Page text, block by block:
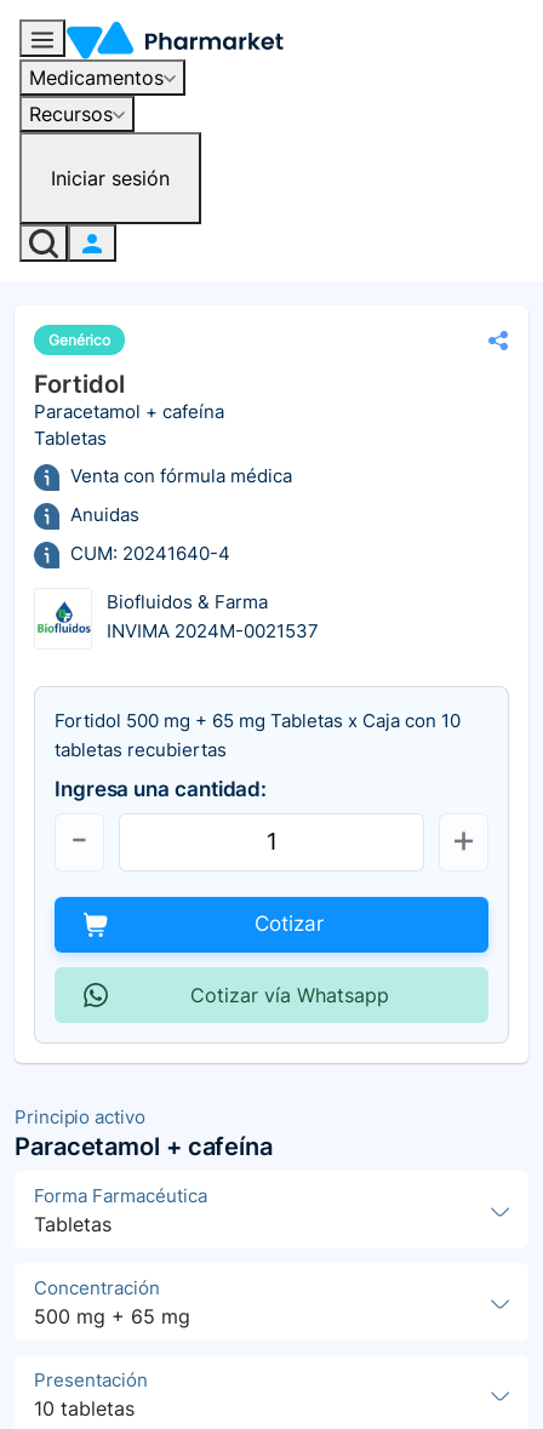
Medicamentos
Recursos
Iniciar sesión
Principio activo
Paracetamol + cafeína
Forma Farmacéutica
Tabletas
Concentración
500 mg + 65 mg
Presentación
10 tabletas
Genérico
Fortidol
Paracetamol + cafeína
Tabletas
Venta con fórmula médica
Anuidas
CUM: 20241640-4
Biofluidos & Farma
INVIMA 2024M-0021537
Fortidol 500 mg + 65 mg Tabletas x Caja con 10
tabletas recubiertas
Ingresa una cantidad:
Cotizar
Cotizar vía Whatsapp